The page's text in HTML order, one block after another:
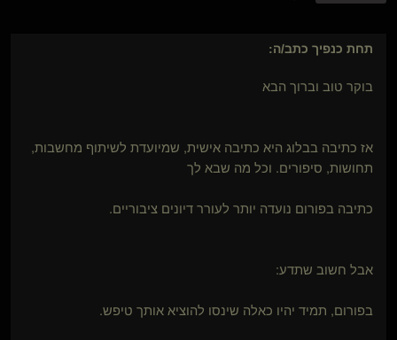
תחת כנפיך כתב/ה:
בוקר טוב וברוך הבא
אז כתיבה בבלוג היא כתיבה אישית, שמיועדת לשיתוף מחשבות,
תחושות, סיפורים. וכל מה שבא לך
כתיבה בפורום נועדה יותר לעורר דיונים ציבוריים.
אבל חשוב שתדע:
בפורום, תמיד יהיו כאלה שינסו להוציא אותך טיפש.